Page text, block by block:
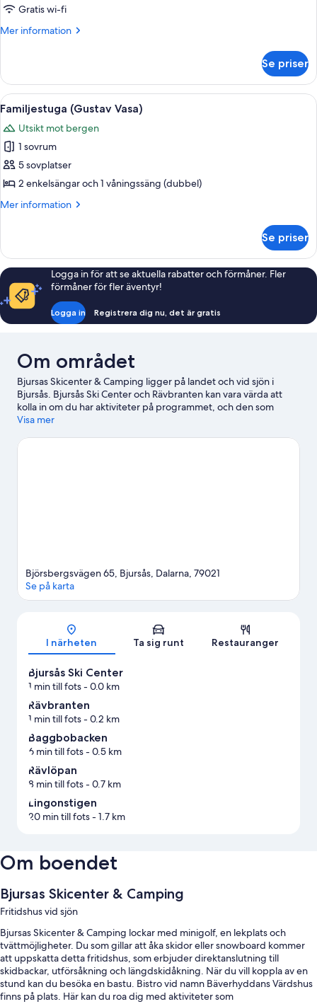
vonGratis wi-fi
Mer information
Mer
(Carl
von
Linné)
Se priser
Öppna
alla
foton
för
Familjestuga
(Gustav
Vasa)
En liten, envånings stuga byggd av
8
Familjestuga (Gustav Vasa)
Utsikt mot bergen
1 sovrum
5 sovplatser
2 enkelsängar och 1 våningssäng (dubbel)
Mer information
Mer
(Gustav
Vasa)
Se priser
Logga in för att se aktuella rabatter och förmåner. Fler
förmåner för fler äventyr!
Logga in Registrera dig nu, det är gratis
Om området
Bjursas Skicenter & Camping ligger på landet och vid sjön i
Bjursås. Bjursås Ski Center och Rävbranten kan vara värda att
kolla in om du har aktiviteter på programmet, och den som
föredrar att uppleva områdets vackra natur kan utforska Bojsen
en match när du är i stan? Kolla upp vad som är på gång på
Visa mer
Karta
Björsbergsvägen 65, Bjursås, Dalarna, 79021
Se på karta
I närheten Ta sig runt Restauranger
Bjursås Ski Center
1 min till fots- 0.0 km
Rävbranten
1 min till fots- 0.2 km
Baggbobacken
6 min till fots- 0.5 km
Rävlöpan
8 min till fots- 0.7 km
Lingonstigen
20 min till fots- 1.7 km
Om boendet
Bjursas Skicenter & Camping
Fritidshus vid sjön
Bjursas Skicenter & Camping lockar med minigolf, en lekplats och
tvättmöjligheter. Du som gillar att åka skidor eller snowboard kommer
att uppskatta detta fritidshus, som erbjuder direktanslutning till
skidbackar, utförsåkning och längdskidåkning. När du vill koppla av en
stund kan du besöka en bastu. Bistro vid namn Bäverhyddans Värdshus
finns på plats. Här kan du roa dig med aktiviteter som